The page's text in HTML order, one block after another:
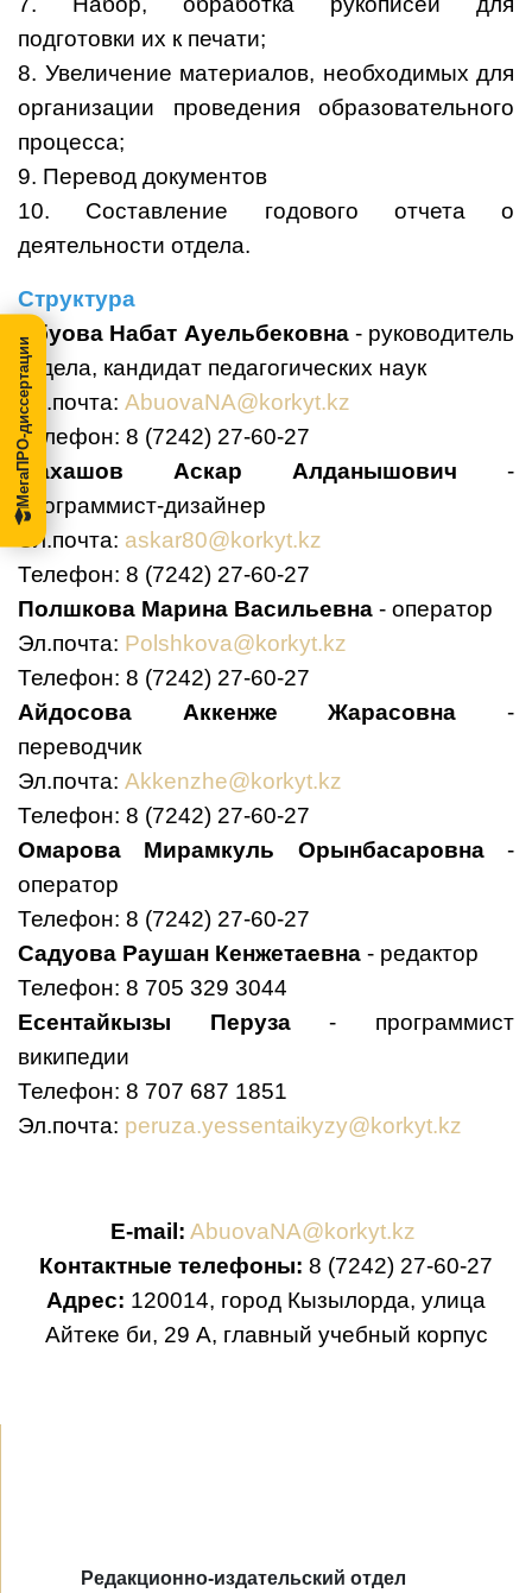
подготовки их к печати;
8. Увеличение материалов, необходимых для
организации проведения образовательного
процесса;
9. Перевод документов
10. Составление годового отчета о
деятельности отдела.
Структура
Абуова Набат Ауельбековна - руководитель
отдела, кандидат педагогических наук
Эл.почта: AbuovaNA@korkyt.kz
Телефон: 8 (7242) 27-60-27
Махашов Аскар Алданышович -
программист-дизайнер
Эл.почта: askar80@korkyt.kz
Телефон: 8 (7242) 27-60-27
Полшкова Марина Васильевна - оператор
Эл.почта: Polshkova@korkyt.kz
Телефон: 8 (7242) 27-60-27
Айдосова Аккенже Жарасовна -
переводчик
Эл.почта: Akkenzhe@korkyt.kz
Телефон: 8 (7242) 27-60-27
Омарова Мирамкуль Орынбасаровна -
оператор
Телефон: 8 (7242) 27-60-27
Садуова Раушан Кенжетаевна - редактор
Телефон: 8 705 329 3044
Есентайкызы Перуза- программист
википедии
Телефон: 8 707 687 1851
Эл.почта: peruza.yessentaikyzy@korkyt.kz
E-mail: AbuovaNA@korkyt.kz
Контактные телефоны: 8 (7242) 27-60-27
Адрес: 120014, город Кызылорда, улица
Айтеке би, 29 А, главный учебный корпус
Редакционно-издательский отдел
МегаПРО-диссертации